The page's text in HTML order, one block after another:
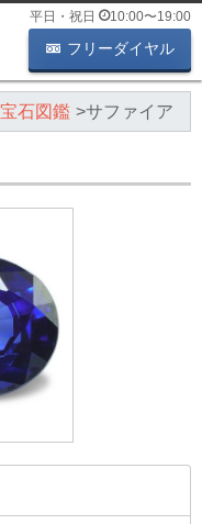
平日・祝日 10:00〜19:00
フリーダイヤル
宝石図鑑 サファイア